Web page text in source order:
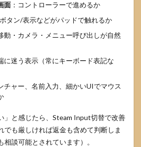
面 ：コントローラーで進めるか
タン/表示などがパッドで触れるか
動・カメラ・メニュー呼び出しが自然
に迷う表示（常にキーボード表記な
チャー、名前入力、細かいUIでマウス
」と感じたら、Steam Input切替で改善
でも厳しければ返金も含めて判断しま
談可能とされています）。